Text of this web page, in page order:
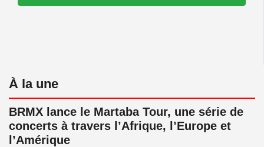
À la une
BRMX lance le Martaba Tour, une série de
concerts à travers l’Afrique, l’Europe et
l’Amérique